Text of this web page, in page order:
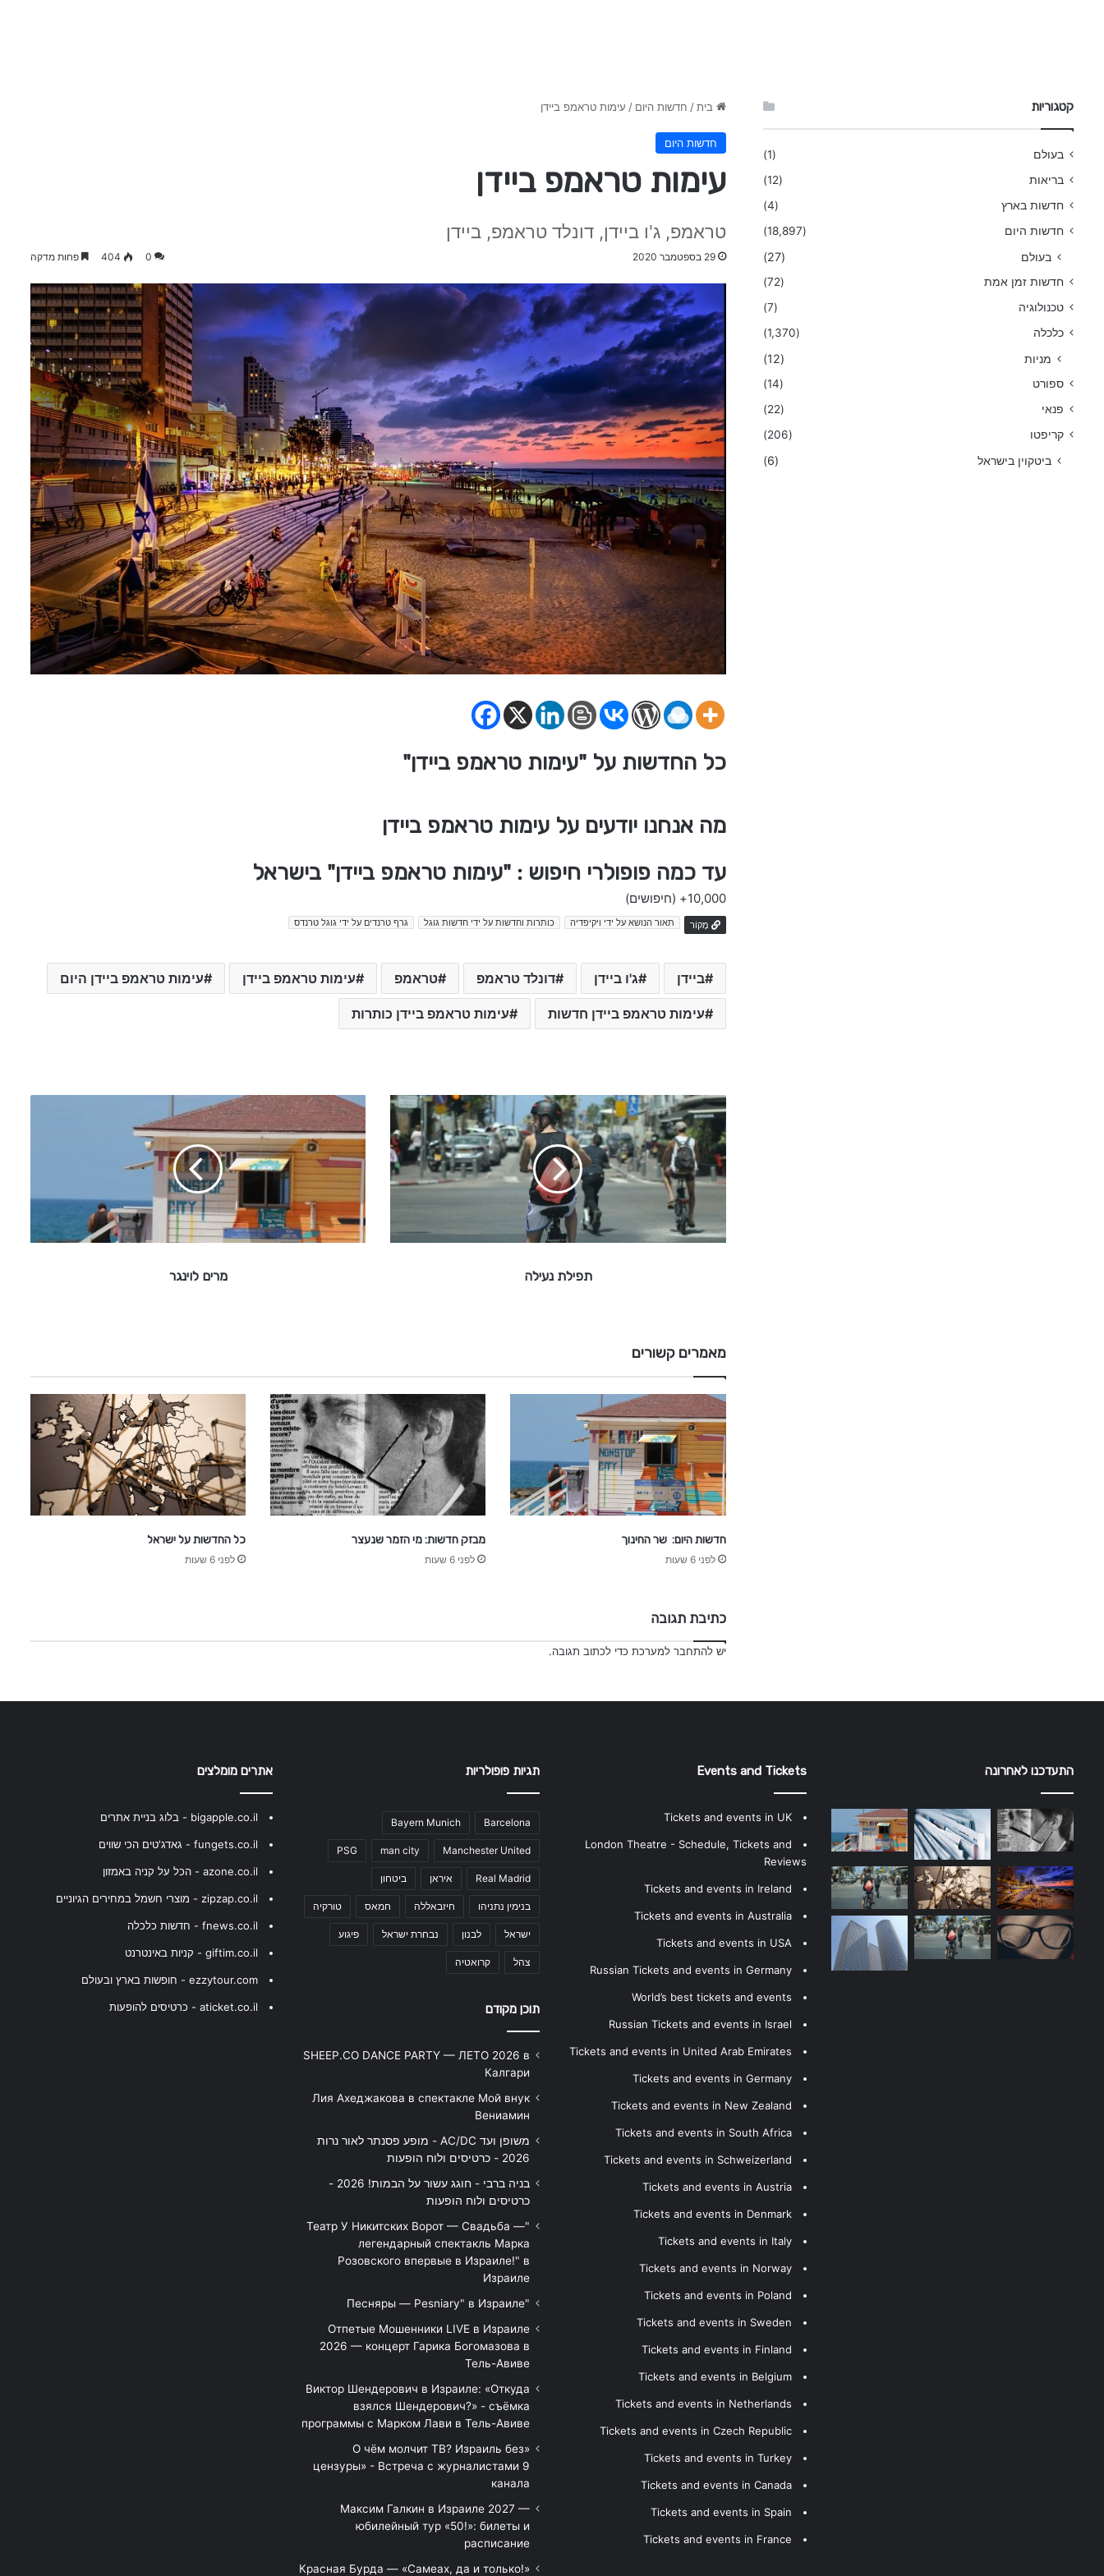
בית / חדשות היום / עימות טראמפ ביידן
חדשות היום
עימות טראמפ ביידן
טראמפ, ג'ו ביידן, דונלד טראמפ, ביידן
29 בספטמבר 2020 0
404 פחות מדקה
כל החדשות על "עימות טראמפ ביידן"
מה אנחנו יודעים על עימות טראמפ ביידן
עד כמה פופולרי חיפוש : "עימות טראמפ ביידן" בישראל
10,000+ (חיפושים)
מָקוֹר תאור הנושא על ידי ויקיפדיה כותרות וחדשות על ידי חדשות גוגל גרף טרנדים על ידי גוגל טרנדס
ביידן ג'ו ביידן דונלד טראמפ טראמפ עימות טראמפ ביידן עימות טראמפ ביידן היום
עימות טראמפ ביידן חדשות עימות טראמפ ביידן כותרות
ת
י
ל
ת
נ
י
ל
תפילת נעילה
מ
ר
י
ם
ל
י
נ
ג
מרים לוינגר
מאמרים קשורים
חדשות היום: שר החינוך
לפני 6 שעות
מבזק חדשות: מי הזמר שנעצר
לפני 6 שעות
כל החדשות על ישראל
לפני 6 שעות
כתיבת תגובה
ישלהתחבר למערכת כדי לכתוב תגובה.
קטגוריות
בעולם
(1)
בריאות
(12)
חדשות בארץ
(4)
חדשות היום
(18,897)
בעולם (27)
חדשות זמן אמת
(72)
טכנולוגיה
(7)
כלכלה
(1,370)
מניות (12)
ספורט
(14)
פנאי
(22)
קריפטו
(206)
ביטקוין בישראל (6)
התעדכנו לאחרונה Events and Tickets
Tickets and events in UK
London Theatre - Schedule, Tickets and
Reviews
Tickets and events in Ireland
Tickets and events in Australia
Tickets and events in USA
Russian Tickets and events in Germany
World’s best tickets and events
Russian Tickets and events in Israel
Tickets and events in United Arab Emirates
Tickets and events in Germany
Tickets and events in New Zealand
Tickets and events in South Africa
Tickets and events in Schweizerland
Tickets and events in Austria
Tickets and events in Denmark
Tickets and events in Italy
Tickets and events in Norway
Tickets and events in Poland
Tickets and events in Sweden
Tickets and events in Finland
Tickets and events in Belgium
Tickets and events in Netherlands
Tickets and events in Czech Republic
Tickets and events in Turkey
Tickets and events in Canada
Tickets and events in Spain
Tickets and events in France
תגיות פופולריות
Barcelona
Bayern Munich
Manchester United
man city
PSG
Real Madrid איראן ביטחון
בנימין נתניהו חיזבאללה חמאס טורקיה
ישראל לבנון נבחרת ישראל פיגוע
צהל קרואטיה
תוכן מקודם
SHEEP.CO DANCE PARTY — ЛЕТО 2026 в
Калгари
Лия Ахеджакова в спектакле Мой внук
Вениамин
משופן ועד AC/DC - מופע פסנתר לאור נרות
2026 - כרטיסים ולוח הופעות
בניה ברבי - חוגג עשור על הבמות! 2026 -
כרטיסים ולוח הופעות
"Театр У Никитских Ворот — Свадьба —
легендарный спектакль Марка
Розовского впервые в Израиле!" в
Израиле
"Песняры — Pesniary" в Израиле
Отпетые Мошенники LIVE в Израиле
2026 — концерт Гарика Богомазова в
Тель-Авиве
Виктор Шендерович в Израиле: «Откуда
взялся Шендерович?» - съёмка
программы с Марком Лави в Тель-Авиве
«О чём молчит ТВ? Израиль без
цензуры» - Встреча с журналистами 9
канала
Максим Галкин в Израиле 2027 —
юбилейный тур «50!»: билеты и
расписание
Красная Бурда — «Самеах, да и только!»
אתרים מומלצים
bigapple.co.il - בלוג בניית אתרים
fungets.co.il - גאדג'טים הכי שווים
azone.co.il - הכל על קניה באמזון
zipzap.co.il - מוצרי חשמל במחירים הגיוניים
fnews.co.il - חדשות כלכלה
giftim.co.il - קניות באינטרנט
ezzytour.com - חופשות בארץ ובעולם
aticket.co.il - כרטיסים להופעות